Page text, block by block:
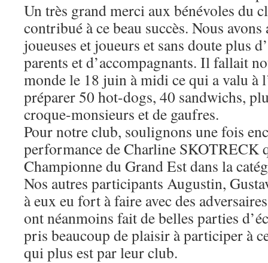
Un très grand merci aux bénévoles du
contribué à ce beau succès. Nous
joueuses et joueurs et sans doute plus
parents et d’accompagnants. Il fallait
monde le 18 juin à midi ce qui a valu à
préparer 50 hot-dogs, 40 sandwichs,
croque-monsieurs et de gaufres.
Pour notre club, soulignons une fois
performance de Charline SKOTRECK
Championne du Grand Est dans la
Nos autres participants Augustin,
à eux eu fort à faire avec des
ont néanmoins fait de belles parties
pris beaucoup de plaisir à participer à
qui plus est par leur club.